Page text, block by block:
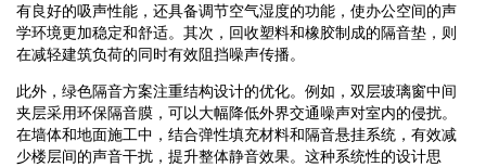
有良好的吸声性能，还具备调节空气湿度的功能，使办公空间的声
学环境更加稳定和舒适。其次，回收塑料和橡胶制成的隔音垫，则
在减轻建筑负荷的同时有效阻挡噪声传播。
此外，绿色隔音方案注重结构设计的优化。例如，双层玻璃窗中间
夹层采用环保隔音膜，可以大幅降低外界交通噪声对室内的侵扰。
在墙体和地面施工中，结合弹性填充材料和隔音悬挂系统，有效减
少楼层间的声音干扰，提升整体静音效果。这种系统性的设计思